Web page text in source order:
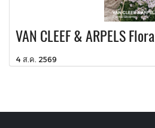
VAN CLEEF & ARPELS Flora
4 ส.ค. 2569